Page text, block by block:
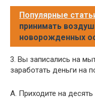
Популярные
принимать
новорожденных
3. Вы записались на
заработать деньги на
A. Приходите на